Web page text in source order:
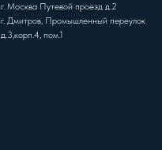
г. Москва Путевой проезд д.2
г. Дмитров, Промышленный переулок
д.3,корп.4, пом.1